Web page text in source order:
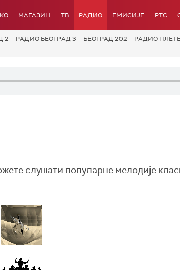
МАГАЗИН ТВ РАДИО ЕМИСИЈЕ РТС
2 РАДИО БЕОГРАД 3 БЕОГРАД 202 РАДИО
слушати популарне мелодије